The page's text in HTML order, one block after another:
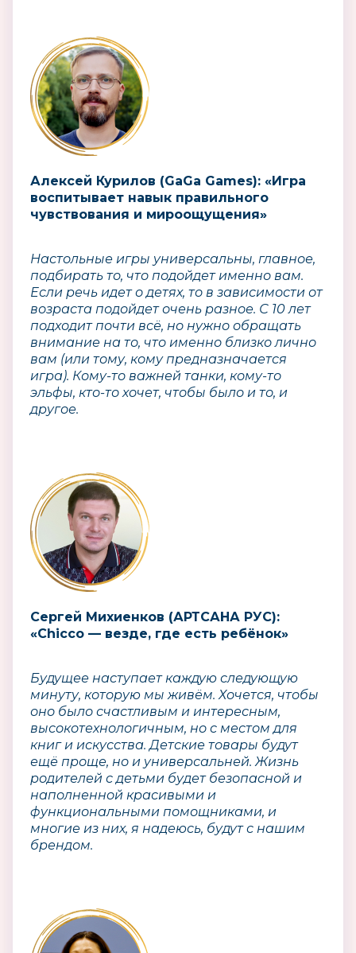
Алексей Курилов (GaGa Games): «Игра
воспитывает навык правильного
чувствования и мироощущения»
Настольные игры универсальны, главное,
подбирать то, что подойдет именно вам.
Если речь идет о детях, то в зависимости от
возраста подойдет очень разное. С 10 лет
подходит почти всё, но нужно обращать
внимание на то, что именно близко лично
вам (или тому, кому предназначается
игра). Кому-то важней танки, кому-то
эльфы, кто-то хочет, чтобы было и то, и
другое.
Сергей Михиенков (АРТСАНА РУС):
«Chicco — везде, где есть ребёнок»
Будущее наступает каждую следующую
минуту, которую мы живём. Хочется, чтобы
оно было счастливым и интересным,
высокотехнологичным, но с местом для
книг и искусства. Детские товары будут
ещё проще, но и универсальней. Жизнь
родителей с детьми будет безопасной и
наполненной красивыми и
функциональными помощниками, и
многие из них, я надеюсь, будут с нашим
брендом.